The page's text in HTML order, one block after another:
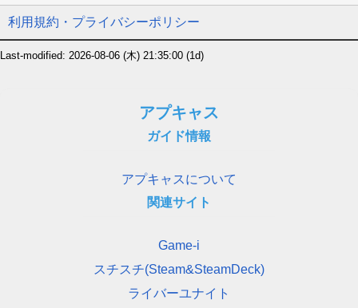
利用規約・プライバシーポリシー
Last-modified: 2026-08-06 (木) 21:35:00 (1d)
アプキャス
ガイド情報
アプキャスについて
関連サイト
Game-i
スチスチ(Steam&SteamDeck)
ライバーユナイト